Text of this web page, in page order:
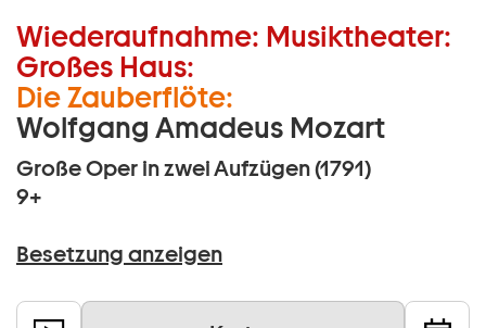
Wiederaufnahme: Musiktheater:
Großes Haus:
Die Zauberflöte:
Wolfgang Amadeus Mozart
Große Oper in zwei Aufzügen (1791)
9+
Besetzung anzeigen